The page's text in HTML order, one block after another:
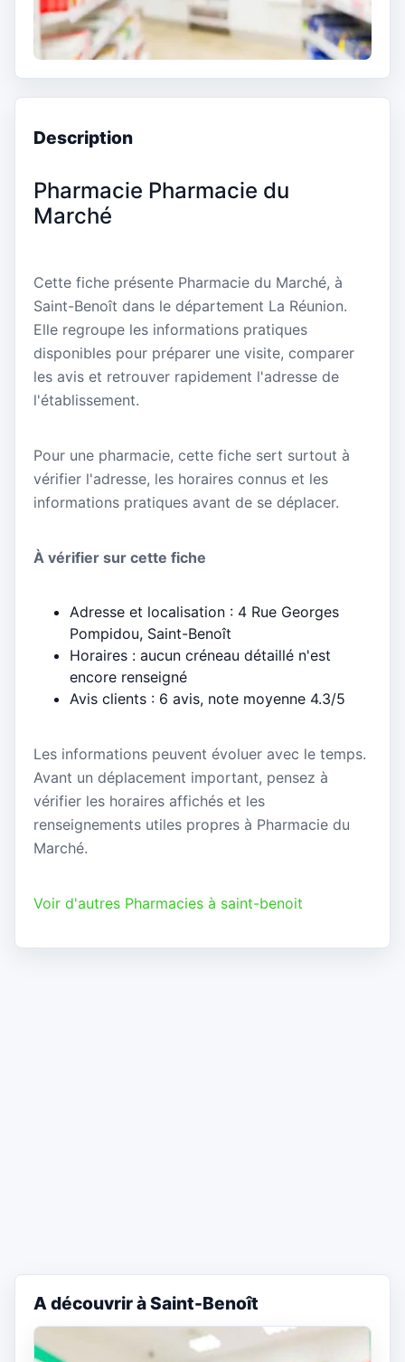
Description
Pharmacie Pharmacie du
Marché
Cette fiche présente Pharmacie du Marché, à
Saint-Benoît dans le département La Réunion.
Elle regroupe les informations pratiques
disponibles pour préparer une visite, comparer
les avis et retrouver rapidement l'adresse de
l'établissement.
Pour une pharmacie, cette fiche sert surtout à
vérifier l'adresse, les horaires connus et les
informations pratiques avant de se déplacer.
À vérifier sur cette fiche
Adresse et localisation : 4 Rue Georges
Pompidou, Saint-Benoît
Horaires : aucun créneau détaillé n'est
encore renseigné
Avis clients : 6 avis, note moyenne 4.3/5
Les informations peuvent évoluer avec le temps.
Avant un déplacement important, pensez à
vérifier les horaires affichés et les
renseignements utiles propres à Pharmacie du
Marché.
Voir d'autres Pharmacies à saint-benoit
A découvrir à Saint-Benoît